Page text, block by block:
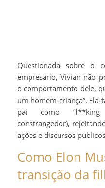
Questionada sobre o
empresário, Vivian não
o comportamento dele,
um homem-criança”. Ela
pai como “f**king
constrangedor),
ações e discursos
Como Elon
transição da